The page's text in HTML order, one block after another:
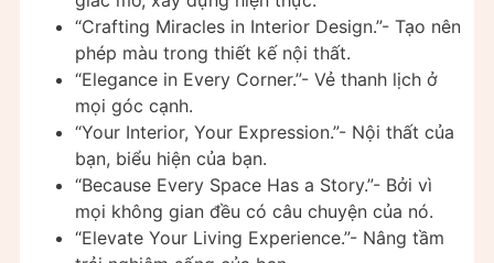
“Crafting Miracles in Interior Design.”- Tạo nên
phép màu trong thiết kế nội thất.
“Elegance in Every Corner.”- Vẻ thanh lịch ở
mọi góc cạnh.
“Your Interior, Your Expression.”- Nội thất của
bạn, biểu hiện của bạn.
“Because Every Space Has a Story.”- Bởi vì
mọi không gian đều có câu chuyện của nó.
“Elevate Your Living Experience.”- Nâng tầm